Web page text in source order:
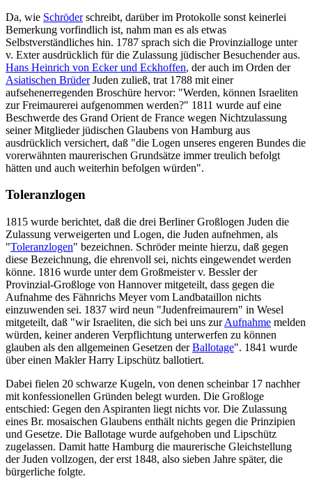
Da, wie Schröderschreibt, darüber im Protokolle sonst keinerlei
Bemerkung vorfindlich ist, nahm man es als etwas
Selbstverständliches hin. 1787 sprach sich die Provinzialloge unter
v. Exter ausdrücklich für die Zulassung jüdischer Besuchender aus.
Hans Heinrich von Ecker und Eckhoffen, der auch im Orden der
Asiatischen BrüderJuden zuließ, trat 1788 mit einer
aufsehenerregenden Broschüre hervor: "Werden, können Israeliten
zur Freimaurerei aufgenommen werden?" 1811 wurde auf eine
Beschwerde des Grand Orient de France wegen Nichtzulassung
seiner Mitglieder jüdischen Glaubens von Hamburg aus
ausdrücklich versichert, daß "die Logen unseres engeren Bundes die
vorerwähnten maurerischen Grundsätze immer treulich befolgt
hätten und auch weiterhin befolgen würden".
Toleranzlogen
1815 wurde berichtet, daß die drei Berliner Großlogen Juden die
Zulassung verweigerten und Logen, die Juden aufnehmen, als
"Toleranzlogen" bezeichnen. Schröder meinte hierzu, daß gegen
diese Bezeichnung, die ehrenvoll sei, nichts eingewendet werden
könne. 1816 wurde unter dem Großmeister v. Bessler der
Provinzial-Großloge von Hannover mitgeteilt, dass gegen die
Aufnahme des Fähnrichs Meyer vom Landbataillon nichts
einzuwenden sei. 1837 wird neun "Judenfreimaurern" in Wesel
mitgeteilt, daß "wir Israeliten, die sich bei uns zurAufnahme melden
würden, keiner anderen Verpflichtung unterwerfen zu können
glauben als den allgemeinen Gesetzen derBallotage". 1841 wurde
über einen Makler Harry Lipschütz ballotiert.
Dabei fielen 20 schwarze Kugeln, von denen scheinbar 17 nachher
mit konfessionellen Gründen belegt wurden. Die Großloge
entschied: Gegen den Aspiranten liegt nichts vor. Die Zulassung
eines Br. mosaischen Glaubens enthält nichts gegen die Prinzipien
und Gesetze. Die Ballotage wurde aufgehoben und Lipschütz
zugelassen. Damit hatte Hamburg die maurerische Gleichstellung
der Juden vollzogen, der erst 1848, also sieben Jahre später, die
bürgerliche folgte.